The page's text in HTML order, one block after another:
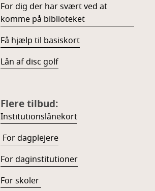
For dig der har svært ved at
komme på biblioteket
Få hjælp til basiskort
Lån af disc golf
Flere tilbud:
Institutionslånekort
For dagplejere
For daginstitutioner
For skoler